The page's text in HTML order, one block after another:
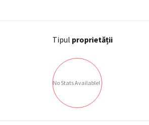
Tipul proprietății
No Stats Available!